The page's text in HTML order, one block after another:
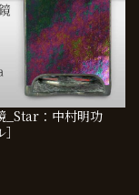
_Star：中村明功